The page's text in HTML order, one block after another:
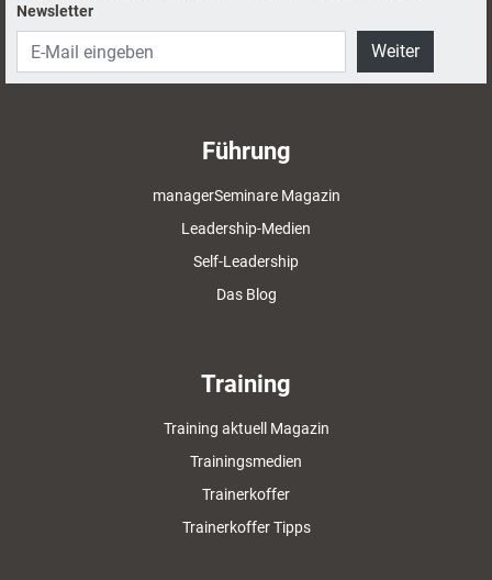
Newsletter
Weiter
Führung
managerSeminare Magazin
Leadership-Medien
Self-Leadership
Das Blog
Training
Training aktuell Magazin
Trainingsmedien
Trainerkoffer
Trainerkoffer Tipps